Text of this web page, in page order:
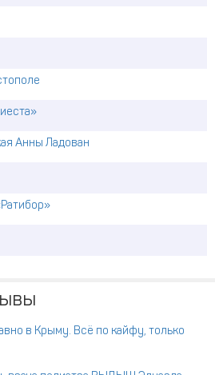
Анны Ладован
в Крыму. Всё по кайфу, только